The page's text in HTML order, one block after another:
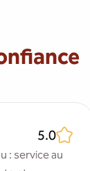
5.0
: service au